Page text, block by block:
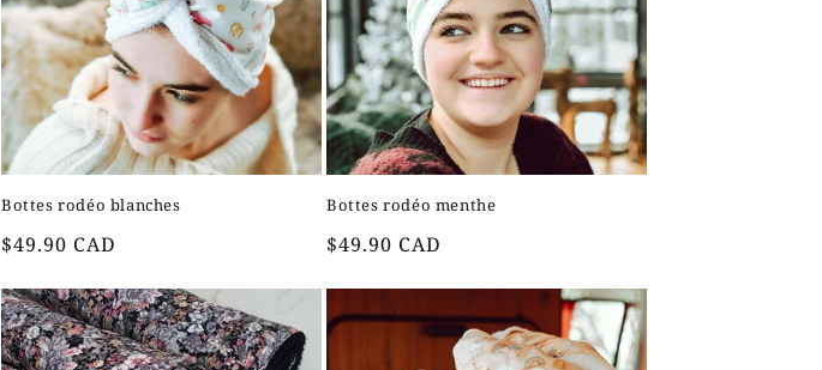
Bottes rodéo blanches
Prix
$49.90 CAD
Bottes rodéo menthe
Prix
$49.90 CAD